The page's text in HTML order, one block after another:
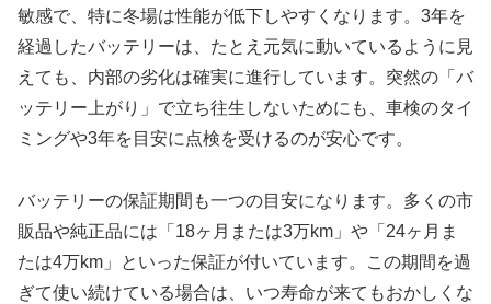
敏感で、特に冬場は性能が低下しやすくなります。3年を
経過したバッテリーは、たとえ元気に動いているように見
えても、内部の劣化は確実に進行しています。突然の「バ
ッテリー上がり」で立ち往生しないためにも、車検のタイ
ミングや3年を目安に点検を受けるのが安心です。
バッテリーの保証期間も一つの目安になります。多くの市
販品や純正品には「18ヶ月または3万km」や「24ヶ月ま
たは4万km」といった保証が付いています。この期間を過
ぎて使い続けている場合は、いつ寿命が来てもおかしくな